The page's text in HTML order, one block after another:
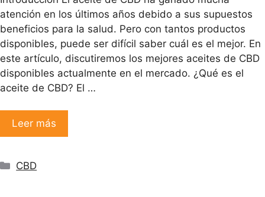
atención en los últimos años debido a sus supuestos
beneficios para la salud. Pero con tantos productos
disponibles, puede ser difícil saber cuál es el mejor. En
este artículo, discutiremos los mejores aceites de CBD
disponibles actualmente en el mercado. ¿Qué es el
aceite de CBD? El …
Leer más
Categorías
CBD